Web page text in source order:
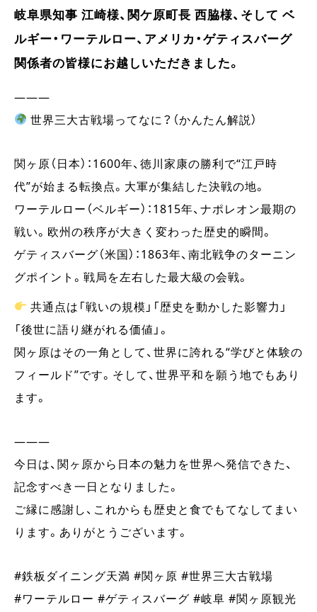
岐阜県知事 江崎様、関ケ原町長 西脇様、そして ベ
ルギー・ワーテルロー、アメリカ・ゲティスバーグ
関係者の皆様にお越しいただきました。
―――
世界三大古戦場ってなに？（かんたん解説）
関ヶ原（日本）：1600年、徳川家康の勝利で“江戸時
代”が始まる転換点。大軍が集結した決戦の地。
ワーテルロー（ベルギー）：1815年、ナポレオン最期の
戦い。欧州の秩序が大きく変わった歴史的瞬間。
ゲティスバーグ（米国）：1863年、南北戦争のターニン
グポイント。戦局を左右した最大級の会戦。
共通点は「戦いの規模」「歴史を動かした影響力」
「後世に語り継がれる価値」。
関ヶ原はその一角として、世界に誇れる“学びと体験の
フィールド”です。そして、世界平和を願う地でもあり
ます。
―――
今日は、関ヶ原から日本の魅力を世界へ発信できた、
記念すべき一日となりました。
ご縁に感謝し、これからも歴史と食でもてなしてまい
ります。ありがとうございます。
#鉄板ダイニング天満 #関ヶ原 #世界三大古戦場
#ワーテルロー #ゲティスバーグ #岐阜 #関ヶ原観光